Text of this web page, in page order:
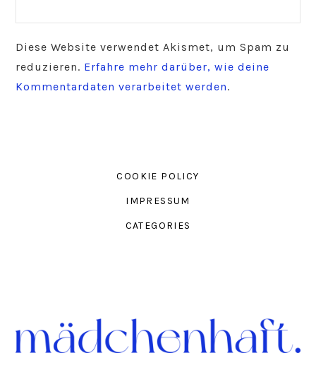
Diese Website verwendet Akismet, um Spam zu
reduzieren. Erfahre mehr darüber, wie deine
Kommentardaten verarbeitet werden.
COOKIE POLICY
IMPRESSUM
CATEGORIES